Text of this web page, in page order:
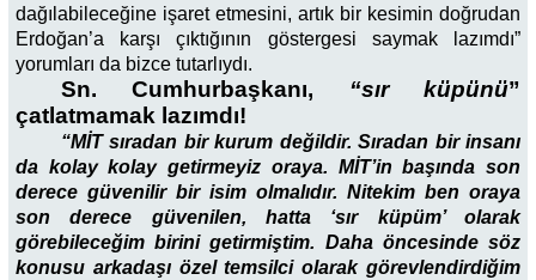
dağılabileceğine işaret etmesini, artık bir kesimin doğrudan
Erdoğan’a karşı çıktığının göstergesi saymak lazımdı”
yorumları da bizce tutarlıydı.
Sn. Cumhurbaşkanı, “sır küpünü”
çatlatmamak lazımdı!
“MİT sıradan bir kurum değildir. Sıradan bir insanı
da kolay kolay getirmeyiz oraya. MİT’in başında son
derece güvenilir bir isim olmalıdır. Nitekim ben oraya
son derece güvenilen, hatta ‘sır küpüm’ olarak
görebileceğim birini getirmiştim. Daha öncesinde söz
konusu arkadaşı özel temsilci olarak görevlendirdiğim